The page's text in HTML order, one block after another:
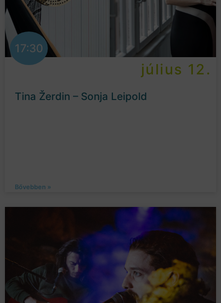
17:30
július 12.
Tina Žerdin – Sonja Leipold
Bővebben »